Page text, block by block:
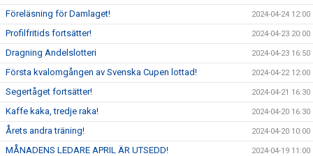
Föreläsning för Damlaget! 2024-04-24 12:00
Profilfritids fortsätter! 2024-04-23 20:00
Dragning Andelslotteri 2024-04-23 16:50
Första kvalomgången av Svenska Cupen lottad! 2024-04-22 12:00
Segertåget fortsätter! 2024-04-21 16:30
Kaffe kaka, tredje raka! 2024-04-20 16:30
Årets andra träning! 2024-04-20 10:00
MÅNADENS LEDARE APRIL ÄR UTSEDD! 2024-04-19 11:00